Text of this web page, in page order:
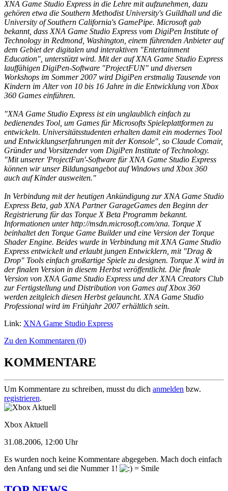
XNA Game Studio Express in die Lehre mit aufzunehmen, dazu
gehören etwa die Southern Methodist University's Guildhall und die
University of Southern California's GamePipe. Microsoft gab
bekannt, dass XNA Game Studio Express vom DigiPen Institute of
Technology in Redmond, Washington, einem führenden Anbieter auf
dem Gebiet der digitalen und interaktiven "Entertainment
Education", unterstützt wird. Mit der auf XNA Game Studio Express
lauffähigen DigiPen-Software "ProjectFUN" und diversen
Workshops im Sommer 2007 wird DigiPen erstmalig Tausende von
Kindern im Alter von 10 bis 16 Jahre in die Entwicklung von Xbox
360 Games einführen.
"XNA Game Studio Express ist ein unglaublich einfach zu
bedienendes Tool, um Games für Microsofts Spieleplattformen zu
entwickeln. Universitätsstudenten erhalten damit ein modernes Tool
und Entwicklungserfahrungen mit der Konsole", so Claude Comair,
Gründer und Vorsitzender vom DigiPen Institute of Technology.
"Mit unserer 'ProjectFun'-Software für XNA Game Studio Express
können wir unser Bildungsangebot auf Windows und Xbox 360
auch auf Kinder ausweiten."
In Verbindung mit der heutigen Ankündigung zur XNA Game Studio
Express Beta, gab XNA Partner GarageGames den Beginn der
Registrierung für das Torque X Beta Programm bekannt.
Informationen unter http://msdn.microsoft.com/xna. Torque X
beinhaltet den Torque Game Builder und eine Version der Torque
Shader Engine. Beides wurde in Verbindung mit XNA Game Studio
Express entwickelt und erlaubt jungen Entwicklern, mit "Drag &
Drop" Tools einfach großartige Spiele zu designen. Torque X wird in
der finalen Version in diesem Herbst veröffentlicht. Die finale
Version von XNA Game Studio Express und der XNA Creators Club
zur Fertigstellung und Distribution von Games auf Xbox 360
werden zeitgleich diesen Herbst gelauncht. XNA Game Studio
Professional wird im Frühjahr 2007 erhältlich sein.
Link: XNA Game Studio Express
Zu den Kommentaren (0)
KOMMENTARE
Um Kommentare zu schreiben, musst du dich anmelden bzw.
registrieren.
Xbox Aktuell
31.08.2006, 12:00 Uhr
Es wurden noch keine Kommentare abgegeben. Mach doch einfach
den Anfang und sei die Nummer 1!